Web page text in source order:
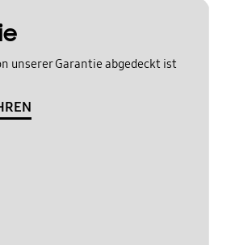
unserer Garantie abgedeckt ist